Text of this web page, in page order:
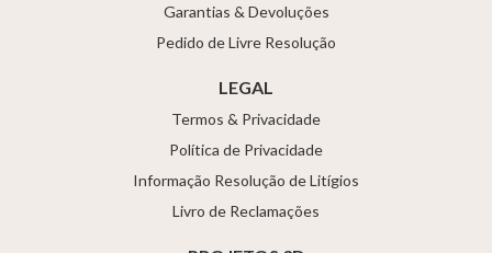
Garantias & Devoluções
Pedido de Livre Resolução
LEGAL
Termos & Privacidade
Política de Privacidade
Informação Resolução de Litígios
Livro de Reclamações